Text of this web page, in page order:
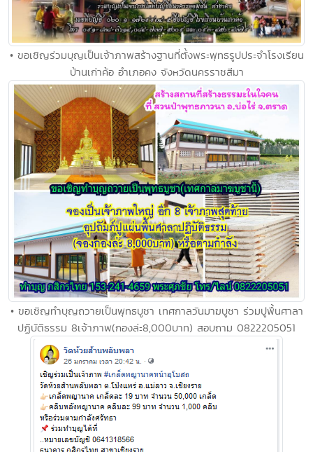
• ขอเชิญร่วมบุญเป็นเจ้าภาพสร้างฐานที่ตั้งพระพุทธรูปประจำโรงเรียน
บ้านเก่าค้อ อำเภอคง จังหวัดนครราชสีมา
• ขอเชิญทำบุญถวายเป็นพุทธบูชา เทศกาลวันมาฆบูชา ร่วมปูพื้นศาลา
ปฏิบัติธรรม 8เจ้าภาพ(กองล่ะ8,000บาท) สอบถาม 0822205051